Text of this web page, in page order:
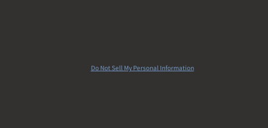
Do Not Sell My Personal Information